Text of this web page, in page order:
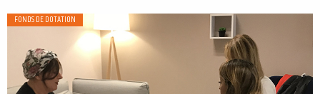
FONDS DE DOTATION